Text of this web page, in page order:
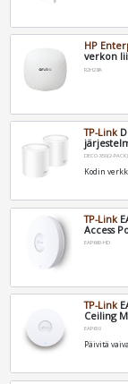
HP
verkon
R2H28A
TP-Link
DECO-X50(2-PACK)
Kodin
TP-Link
Access
EAP660-HD
TP-Link
Ceiling
EAP610
Päivitä